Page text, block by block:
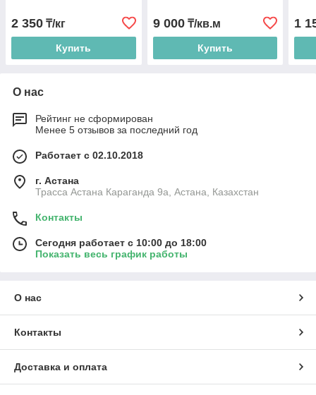
2 350 ₸/кг
Купить
9 000₸/кв.м
Купить
1
О нас
Рейтинг не сформирован
Менее 5 отзывов за последний год
Работает с 02.10.2018
г. Астана
Трасса Астана Караганда 9а, Астана, Казахстан
Контакты
Сегодня работает с 10:00 до 18:00
Показать весь график работы
О нас
Контакты
Доставка и оплата